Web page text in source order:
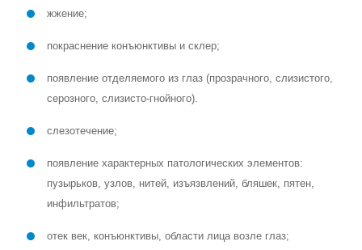
жжение;
покраснение конъюнктивы и склер;
появление отделяемого из глаз (прозрачного, слизистого,
серозного, слизисто-гнойного).
слезотечение;
появление характерных патологических элементов:
пузырьков, узлов, нитей, изъязвлений, бляшек, пятен,
инфильтратов;
отек век, конъюнктивы, области лица возле глаз;